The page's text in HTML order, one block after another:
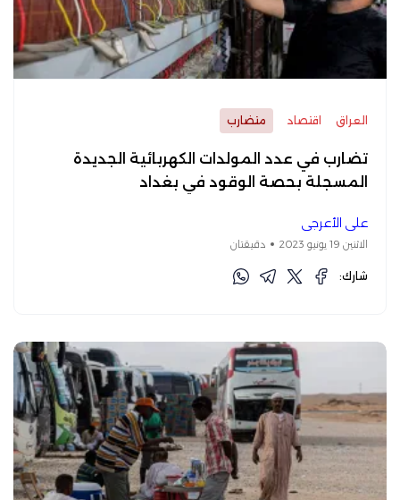
العراق اقتصاد متضارب
تضارب في عدد المولدات الكهربائية الجديدة
المسجلة بحصة الوقود في بغداد
علي الأعرجي
الاثنين 19 يونيو 2023 دقيقتان
شارك: